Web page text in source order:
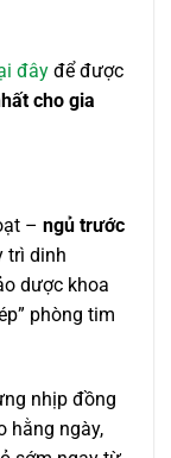
đây để được
cho gia
– ngủ trước
trì dinh
dược khoa
phòng tim
nhịp đồng
hằng ngày,